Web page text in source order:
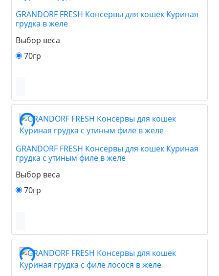
GRANDORF FRESH Консервы для кошек Куриная
грудка в желе
Выбор веса
70гр
GRANDORF FRESH Консервы для кошек Куриная
грудка с утиным филе в желе
Выбор веса
70гр